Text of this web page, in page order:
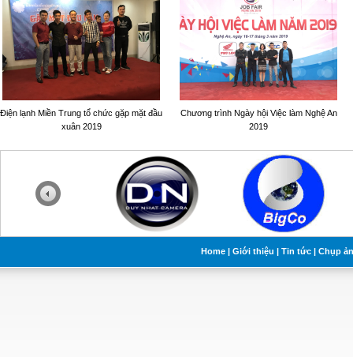
Điện lạnh Miền Trung tổ chức gặp mặt đầu
xuân 2019
Chương trình Ngày hội Việc làm Nghệ An
2019
Home| Giới thiệu | Tin tức| Chụp